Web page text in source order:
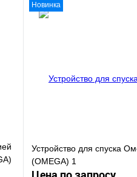
Новинка
Устройство для спуска
(OMEGA) 1